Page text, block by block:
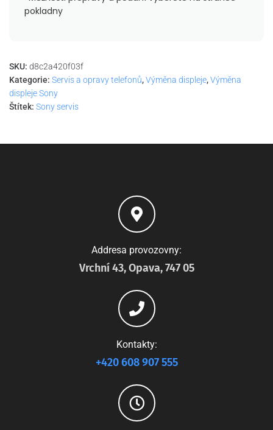
pokladny
SKU: d8c2a420f03f
Kategorie: Servis a opravy telefonů,Výměna displeje,Výměna
displeje Sony
Štítek: Sony servis
Addresa provozovny:
Vrchní 43, Opava, 747 05
Kontakty:
+420 608 907 555